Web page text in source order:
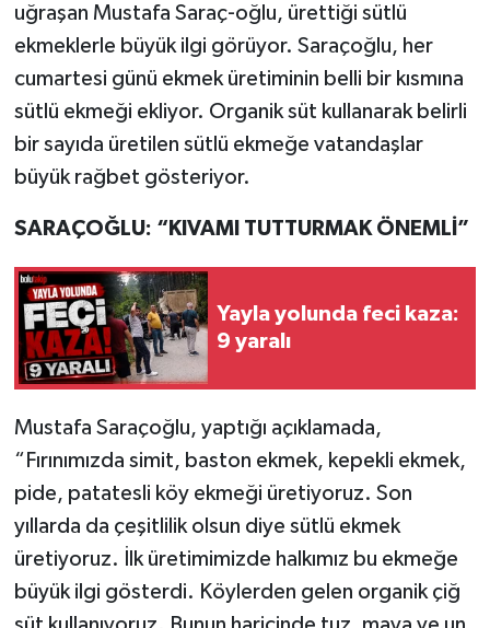
uğraşan Mustafa Saraç-oğlu, ürettiği sütlü
ekmeklerle büyük ilgi görüyor. Saraçoğlu, her
cumartesi günü ekmek üretiminin belli bir kısmına
sütlü ekmeği ekliyor. Organik süt kullanarak belirli
bir sayıda üretilen sütlü ekmeğe vatandaşlar
büyük rağbet gösteriyor.
SARAÇOĞLU: “KIVAMI TUTTURMAK ÖNEMLİ”
Yayla yolunda feci kaza:
9 yaralı
Mustafa Saraçoğlu, yaptığı açıklamada,
“Fırınımızda simit, baston ekmek, kepekli ekmek,
pide, patatesli köy ekmeği üretiyoruz. Son
yıllarda da çeşitlilik olsun diye sütlü ekmek
üretiyoruz. İlk üretimimizde halkımız bu ekmeğe
büyük ilgi gösterdi. Köylerden gelen organik çiğ